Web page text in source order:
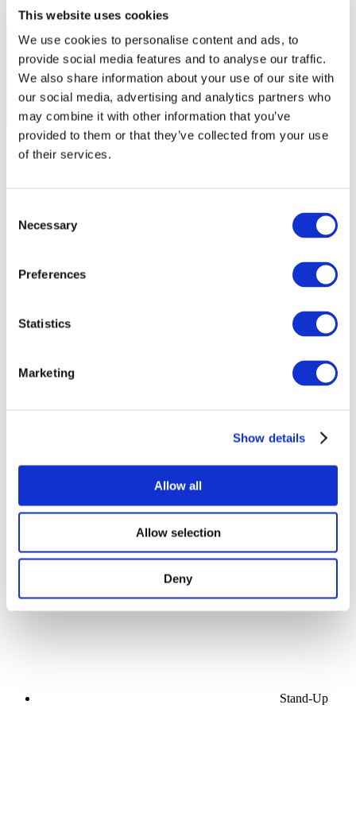
This website uses cookies
We use cookies to personalise content and ads, to
provide social media features and to analyse our traffic.
We also share information about your use of our site with
our social media, advertising and analytics partners who
may combine it with other information that you’ve
provided to them or that they’ve collected from your use
of their services.
Selection
Necessary
Preferences
Statistics
Marketing
Show details
Allow all
Allow selection
Deny
Konzerte
Anwenden
Stand-Up